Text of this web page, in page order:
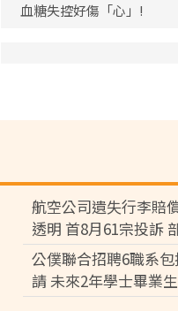
血糖失控好傷「心」!
航空公司遺失行李賠
透明 首8月61宗投訴
元
公僕聯合招聘6職系包
請 未來2年學士畢業